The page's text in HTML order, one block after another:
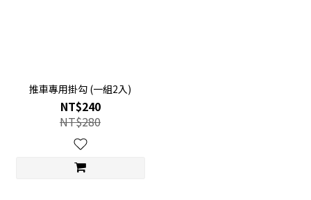
推車專用掛勾 (一組2入)
NT$240
NT$280